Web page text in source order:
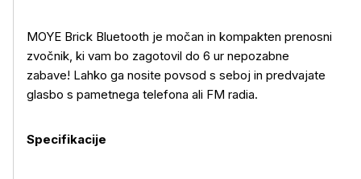
MOYE Brick Bluetooth je močan in kompakten prenosni
zvočnik, ki vam bo zagotovil do 6 ur nepozabne
zabave! Lahko ga nosite povsod s seboj in predvajate
glasbo s pametnega telefona ali FM radia.
Specifikacije